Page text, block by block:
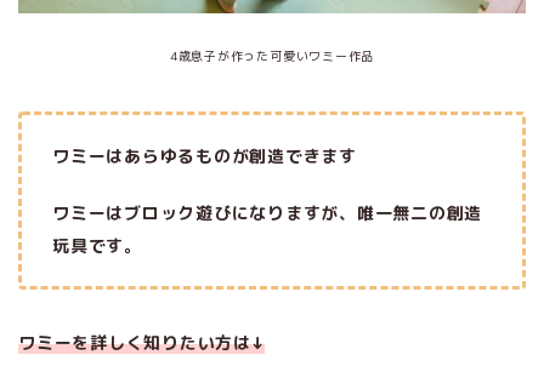
4歳息子が作った可愛いワミー作品
ワミーはあらゆるものが創造できます
ワミーはブロック遊びになりますが、唯一無二の創造
玩具です。
ワミーを詳しく知りたい方は↓